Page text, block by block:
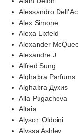
Alessandro
Alex Simone
Alexa Lixfeld
Alexander
Alexandre.J
Alfred Sung
Alghabra Parfums
Alghabra Духиs
Alla Pugacheva
Altaia
Alyson Oldoini
Alyssa Ashley